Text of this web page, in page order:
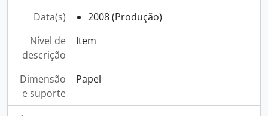
Data(s)
2008 (Produção)
Nível de
descrição
Item
Dimensão
e suporte
Papel